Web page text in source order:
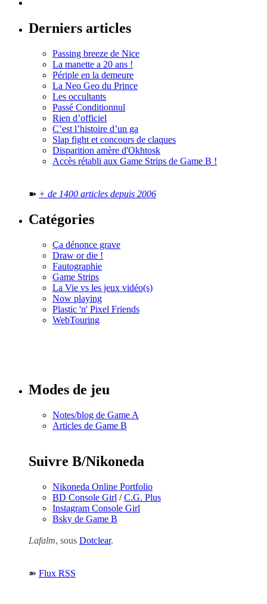
Derniers articles
Passing breeze de Nice
La manette a 20 ans !
Périple en la demeure
La Neo Geo du Prince
Les occultants
Passé Conditionnul
Rien d’officiel
C’est l’histoire d’un ga
Slap fight et concours de claques
Disparition amère d'Okhtosk
Accès rétabli aux Game Strips de Game B !
➽ + de 1400 articles depuis 2006
Catégories
Ça dénonce grave
Draw or die !
Fautographie
Game Strips
La Vie vs les jeux vidéo(s)
Now playing
Plastic 'n' Pixel Friends
WebTouring
Modes de jeu
Notes/blog de Game A
Articles de Game B
Suivre B/Nikoneda
Nikoneda Online Portfolio
BD Console Girl /C.G. Plus
Instagram Console Girl
Bsky de Game B
Lafalm, sous Dotclear.
➽ Flux RSS